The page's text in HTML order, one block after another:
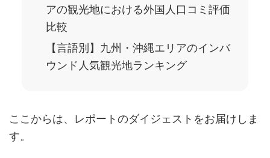
アの観光地における外国人口コミ評価
比較
【言語別】九州・沖縄エリアのインバ
ウンド人気観光地ランキング
ここからは、レポートのダイジェストをお届けしま
す。